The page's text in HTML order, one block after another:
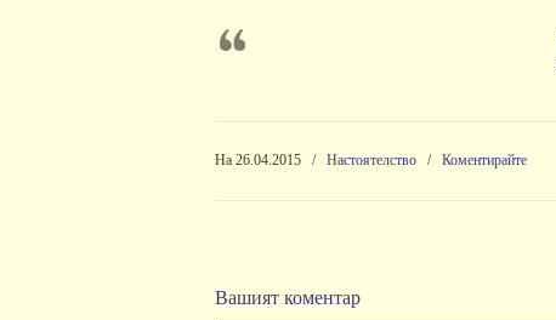
На 26.04.2015 / Настоятелство / Коментирайте
Вашият коментар